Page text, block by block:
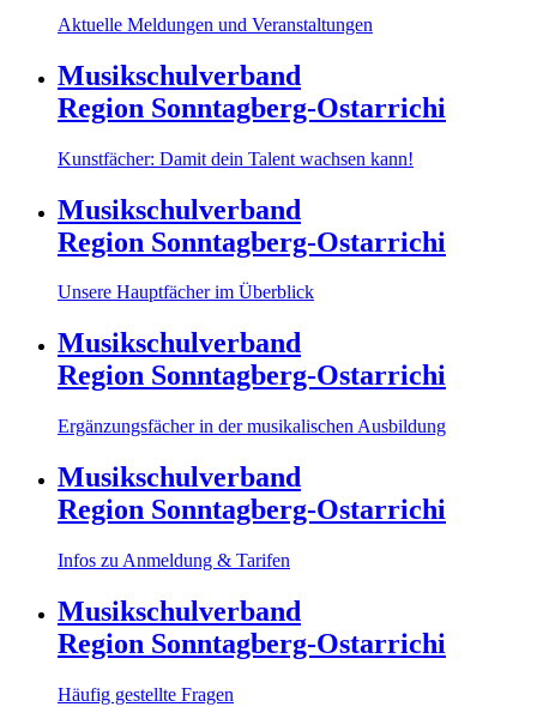
Aktuelle Meldungen und Veranstaltungen
Musikschulverband
Region Sonntagberg-Ostarrichi
Kunstfächer: Damit dein Talent wachsen kann!
Musikschulverband
Region Sonntagberg-Ostarrichi
Unsere Hauptfächer im Überblick
Musikschulverband
Region Sonntagberg-Ostarrichi
Ergänzungsfächer in der musikalischen Ausbildung
Musikschulverband
Region Sonntagberg-Ostarrichi
Infos zu Anmeldung & Tarifen
Musikschulverband
Region Sonntagberg-Ostarrichi
Häufig gestellte Fragen